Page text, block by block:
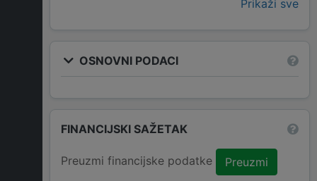
Prikaži sve
OSNOVNI PODACI
FINANCIJSKI SAŽETAK
Preuzmi financijske podatke Preuzmi